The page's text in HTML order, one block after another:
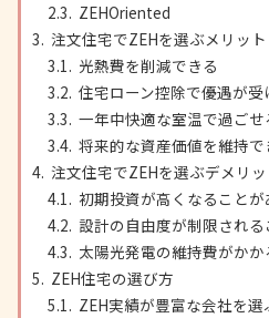
ZEHOriented
注文住宅でZEHを選ぶメリット
光熱費を削減できる
住宅ローン控除で優遇が受
一年中快適な室温で過ごせ
将来的な資産価値を維持で
注文住宅でZEHを選ぶデメリッ
初期投資が高くなることが
設計の自由度が制限される
太陽光発電の維持費がか
ZEH住宅の選び方
ZEH実績が豊富な会社を選